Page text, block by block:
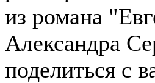
из романа
Александра
поделиться с